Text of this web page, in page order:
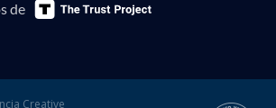
de
Creative